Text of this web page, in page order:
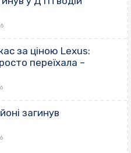
за ціною Lexus:
переїхала –
загинув